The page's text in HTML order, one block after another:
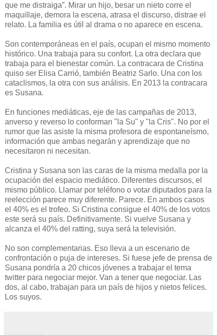
que me distraiga”. Mirar un hijo, besar un nieto corre el
maquillaje, demora la escena, atrasa el discurso, distrae el
relato. La familia es útil al drama o no aparece en escena.
Son contemporáneas en el país, ocupan el mismo momento
histórico. Una trabaja para su confort. La otra declara que
trabaja para el bienestar común. La contracara de Cristina
quiso ser Elisa Carrió, también Beatriz Sarlo. Una con los
cataclismos, la otra con sus análisis. En 2013 la contracara
es Susana.
En funciones mediáticas, eje de las campañas de 2013,
anverso y reverso lo conforman "la Su" y "la Cris". No por el
rumor que las asiste la misma profesora de espontaneísmo,
información que ambas negarán y aprendizaje que no
necesitaron ni necesitan.
Cristina y Susana son las caras de la misma medalla por la
ocupación del espacio mediático. Diferentes discursos, el
mismo público. Llamar por teléfono o votar diputados para la
reelección parece muy diferente. Parece. En ambos casos
el 40% es el trofeo. Si Cristina consigue el 40% de los votos
este será su país. Definitivamente. Si vuelve Susana y
alcanza el 40% del ratting, suya será la televisión.
No son complementarias. Eso lleva a un escenario de
confrontación o puja de intereses. Si fuese jefe de prensa de
Susana pondría a 20 chicos jóvenes a trabajar el tema
twitter para negociar mejor. Van a tener que negociar. Las
dos, al cabo, trabajan para un país de hijos y nietos felices.
Los suyos.